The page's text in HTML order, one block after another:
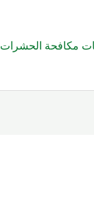
مكافحة الحشرات